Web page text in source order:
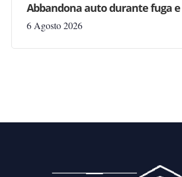
Abbandona auto durante fuga
6 Agosto 2026